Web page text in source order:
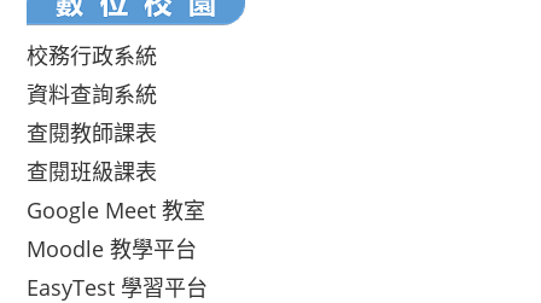
校務行政系統
資料查詢系統
查閱教師課表
查閱班級課表
Google Meet 教室
Moodle 教學平台
EasyTest 學習平台